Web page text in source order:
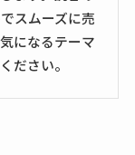
スムーズに売
になるテーマ
ださい。